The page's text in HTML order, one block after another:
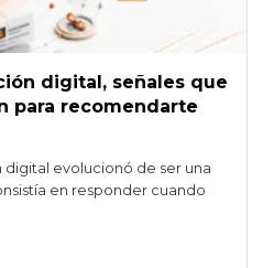
digital, señales que
para recomendarte
evolucionó de ser una
en responder cuando